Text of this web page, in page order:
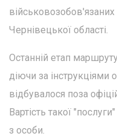
Чернівецької області.
Останній етап
діючи за інструкціями
відбувалося поза
Вартість такої
з особи.